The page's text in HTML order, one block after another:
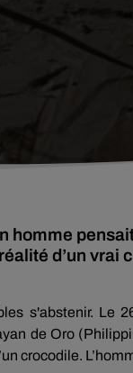
homme
d’un
s'abstenir. Le
de Oro
crocodile.